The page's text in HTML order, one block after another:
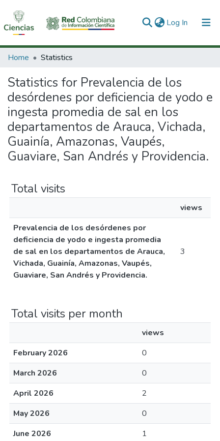
Log In (current)
Communities & Collections
All of DSpace
Home Statistics
Statistics for Prevalencia de los
desórdenes por deficiencia de yodo e
ingesta promedia de sal en los
departamentos de Arauca, Vichada,
Guainía, Amazonas, Vaupés,
Guaviare, San Andrés y Providencia.
Total visits
views
Prevalencia de los desórdenes por
deficiencia de yodo e ingesta promedia
de sal en los departamentos de Arauca,
Vichada, Guainía, Amazonas, Vaupés,
Guaviare, San Andrés y Providencia.
3
Total visits per month
views
February 2026
0
March 2026
0
April 2026
2
May 2026
0
June 2026
1